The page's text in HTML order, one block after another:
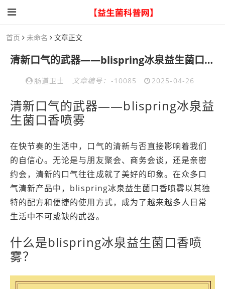
首页 未命名 文章正文
清新口气的武器——blispring冰泉益生菌口香喷雾，让你自信每一天
肠道卫士 文章编号： -10085 2025-04-26
清新口气的武器——blispring冰泉益
生菌口香喷雾
在快节奏的生活中，口气的清新与否直接影响着我们
的自信心。无论是与朋友聚会、商务会谈，还是亲密
约会，清新的口气往往成就了美好的印象。在众多口
气清新产品中，blispring冰泉益生菌口香喷雾以其独
特的配方和便捷的使用方式，成为了越来越多人日常
生活中不可或缺的武器。
什么是blispring冰泉益生菌口香喷
雾？